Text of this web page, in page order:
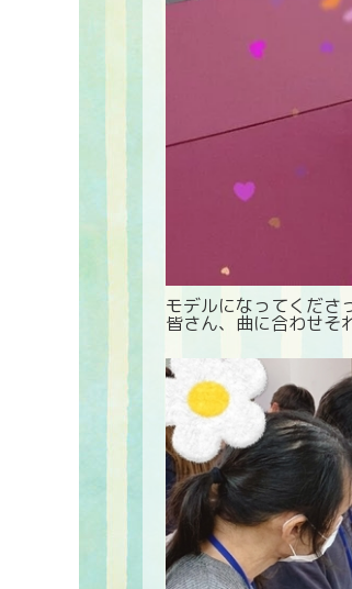
モデルになってくださ
皆さん、曲に合わせそ